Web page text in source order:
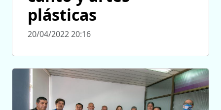
plásticas
20/04/2022 20:16